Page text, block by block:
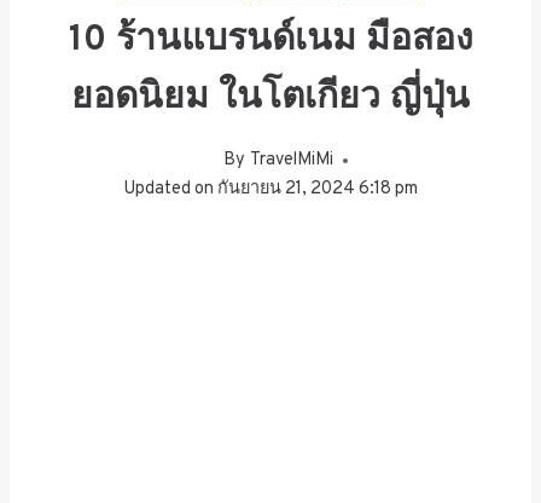
10 ร้านแบรนด์เนม มือสอง
ยอดนิยม ในโตเกียว ญี่ปุ่น
By TravelMiMi
Updated on กันยายน 21, 2024 6:18 pm